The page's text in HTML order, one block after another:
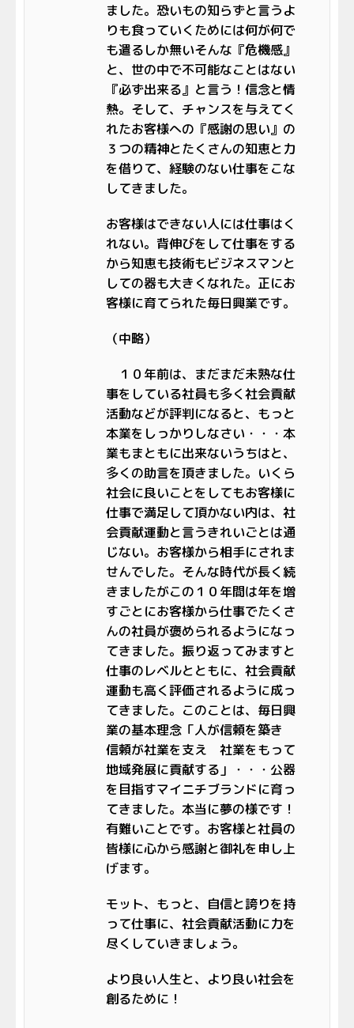
ました。恐いもの知らずと言うよ
りも食っていくためには何が何で
も遣るしか無いそんな『危機感』
と、世の中で不可能なことはない
『必ず出来る』と言う！信念と情
熱。そして、チャンスを与えてく
れたお客様への『感謝の思い』の
３つの精神とたくさんの知恵と力
を借りて、経験のない仕事をこな
してきました。
お客様はできない人には仕事はく
れない。背伸びをして仕事をする
から知恵も技術もビジネスマンと
しての器も大きくなれた。正にお
客様に育てられた毎日興業です。
（中略）
１０年前は、まだまだ未熟な仕
事をしている社員も多く社会貢献
活動などが評判になると、もっと
本業をしっかりしなさい・・・本
業もまともに出来ないうちはと、
多くの助言を頂きました。いくら
社会に良いことをしてもお客様に
仕事で満足して頂かない内は、社
会貢献運動と言うきれいごとは通
じない。お客様から相手にされま
せんでした。そんな時代が長く続
きましたがこの１０年間は年を増
すごとにお客様から仕事でたくさ
んの社員が褒められるようになっ
てきました。振り返ってみますと
仕事のレベルとともに、社会貢献
運動も高く評価されるように成っ
てきました。このことは、毎日興
業の基本理念「人が信頼を築き
信頼が社業を支え 社業をもって
地域発展に貢献する」・・・公器
を目指すマイニチブランドに育っ
てきました。本当に夢の様です！
有難いことです。お客様と社員の
皆様に心から感謝と御礼を申し上
げます。
モット、もっと、自信と誇りを持
って仕事に、社会貢献活動に力を
尽くしていきましょう。
より良い人生と、より良い社会を
創るために！